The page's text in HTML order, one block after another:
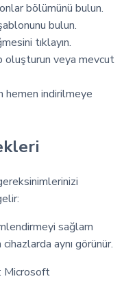
bölümünü bulun.
bulun.
tıklayın.
oluşturun veya mevcut
hemen indirilmeye
sağlam
aynı görünür.
Microsoft